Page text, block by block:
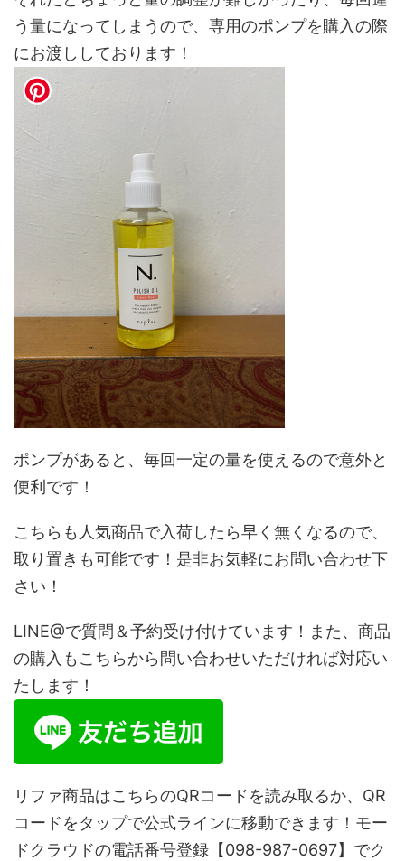
う量になってしまうので、専用のポンプを購入の際
にお渡ししております！
ポンプがあると、毎回一定の量を使えるので意外と
便利です！
こちらも人気商品で入荷したら早く無くなるので、
取り置きも可能です！是非お気軽にお問い合わせ下
さい！
LINE@で質問＆予約受け付けています！また、商品
の購入もこちらから問い合わせいただければ対応い
たします！
リファ商品はこちらのQRコードを読み取るか、QR
コードをタップで公式ラインに移動できます！モー
ドクラウドの電話番号登録【098-987-0697】でク